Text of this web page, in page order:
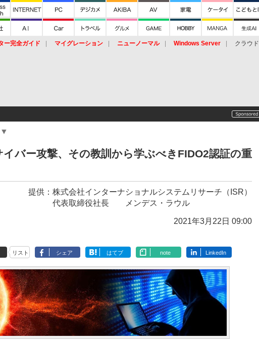
ー完全ガイド マイグレーション ニューノーマル Windows Server クラウド
▼
イバー攻撃、その教訓から学ぶべきFIDO2認証の重
提供： 株式会社インターナショナルシステムリサーチ（ISR）
代表取締役社長 メンデス・ラウル
2021年3月22日 09:00
リスト シェア はてブ note LinkedIn